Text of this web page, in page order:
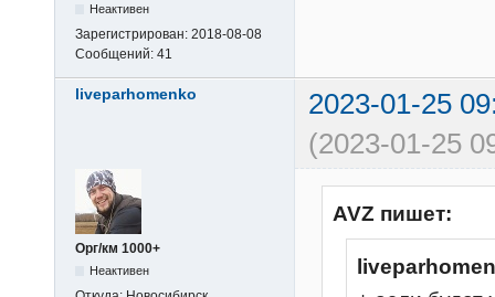
Неактивен
Зарегистрирован: 2018-08-08
Сообщений: 41
liveparhomenko
2023-01-25
(2023-01-25
Орг/км 1000+
Неактивен
AVZ пишет: